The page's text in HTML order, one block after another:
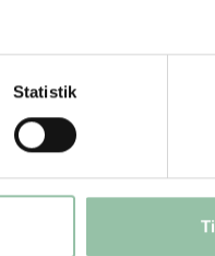
Statistik